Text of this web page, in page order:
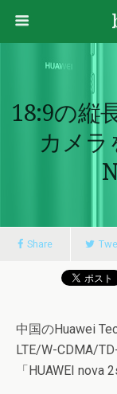
18:9の縦
カメラ
Share
中国のHuawei
LTE/W-CDMA/
「HUAWEI nova